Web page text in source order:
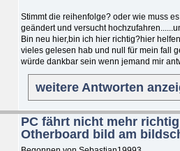
Stimmt die reihenfolge? oder wie muss
geändert und versucht
Bin neu hier,bin ich hier richtig?hier
vieles gelesen hab und null für mein fall
würde dankbar sein wenn jemand mir
weitere Antworten
PC fährt nicht mehr
Otherboard bild am